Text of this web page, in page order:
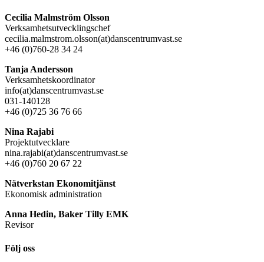
Cecilia Malmström Olsson
Verksamhetsutvecklingschef
cecilia.malmstrom.olsson(at)danscentrumvast.se
+46 (0)760-28 34 24
Tanja Andersson
Verksamhetskoordinator
info(at)danscentrumvast.se
031-140128
+46 (0)725 36 76 66
Nina Rajabi
Projektutvecklare
nina.rajabi(at)danscentrumvast.se
+46 (0)760 20 67 22
Nätverkstan Ekonomitjänst
Ekonomisk administration
Anna Hedin, Baker Tilly EMK
Revisor
Följ oss